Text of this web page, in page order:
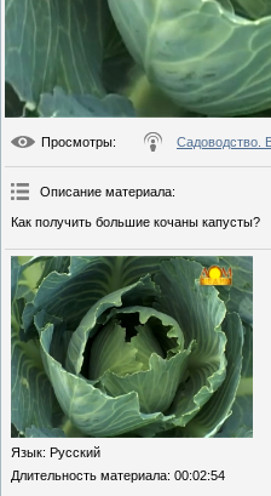
Просмотры: Садоводство.
Описание материала:
Как получить большие кочаны капусты?
Язык: Русский
Длительность материала: 00:02:54